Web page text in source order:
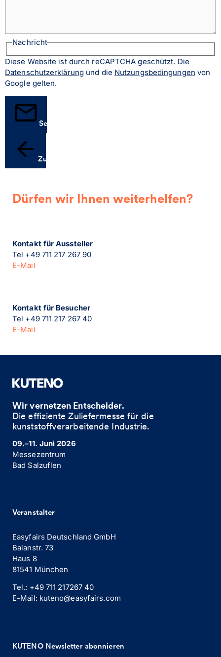
Nachricht
Diese Website ist durch reCAPTCHA geschützt. Die
Datenschutzerklärung und die Nutzungsbedingungen von
Google gelten.
Senden
Zurück
Dürfen wir Ihnen weiterhelfen?
Kontakt für Aussteller
Tel +49 711 217 267 90
E-Mail
Kontakt für Besucher
Tel +49 711 217 267 40
E-Mail
Wir vernetzen Entscheider.
Die effiziente Zuliefermesse für die
kunststoffverarbeitende Industrie. ​
09.–11. Juni 2026
Messezentrum
Bad Salzuflen
Veranstalter
Easyfairs Deutschland GmbH
Balanstr. 73
Haus 8
81541 München
Tel.: +49 711 217267 40
E-Mail: kuteno@easyfairs.com
KUTENO Newsletter abonnieren